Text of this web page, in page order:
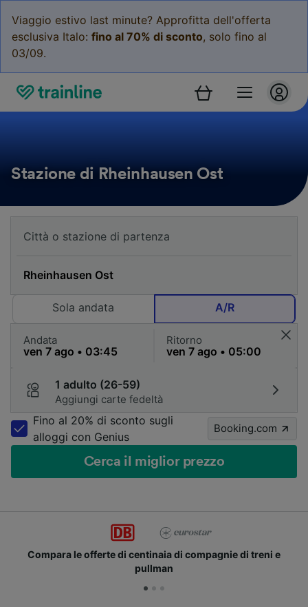
Viaggio estivo last minute? Approfitta dell'offerta
esclusiva Italo: fino al 70% di sconto, solo fino al
03/09.
Stazione di Rheinhausen Ost
Sola andata A/R
Andata Ritorno
1 adulto (26-59)
Aggiungi carte fedeltà
Fino al 20% di sconto sugli
alloggi con Genius
Booking.com
Cerca il miglior prezzo
Compara le offerte di centinaia di compagnie di treni e
pullman